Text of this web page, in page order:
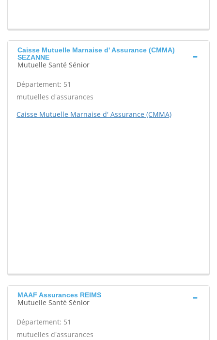
Caisse Mutuelle Marnaise d' Assurance (CMMA)
SEZANNE
Mutuelle Santé Sénior
Département: 51
mutuelles d'assurances
Caisse Mutuelle Marnaise d' Assurance (CMMA)
MAAF Assurances REIMS
Mutuelle Santé Sénior
Département: 51
mutuelles d'assurances